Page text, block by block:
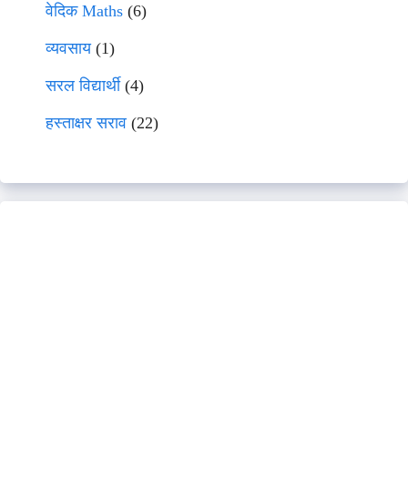
वेदिक Maths (6)
व्यवसाय(1)
सरल विद्यार्थी(4)
हस्ताक्षर सराव (22)